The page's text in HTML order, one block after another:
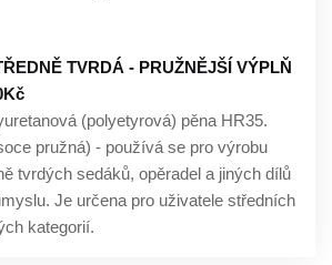
TVRDÁ - PRUŽNĚJŠÍ VÝPLŇ
(polyetyrová) pěna HR35.
pružná) - používá se pro výrobu
tvrdých sedáků, opěradel a jiných dílů
Je určena pro uživatele středních
kategorií.